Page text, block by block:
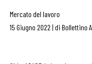
Mercato del lavoro
15 Giugno 2022 | di Bollettino